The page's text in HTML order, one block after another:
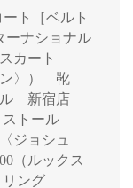
ト［ベルト
ーナショナル
カート
ン〉） 靴
ル 新宿店
トール
ジョシュ
（ルックス
ング